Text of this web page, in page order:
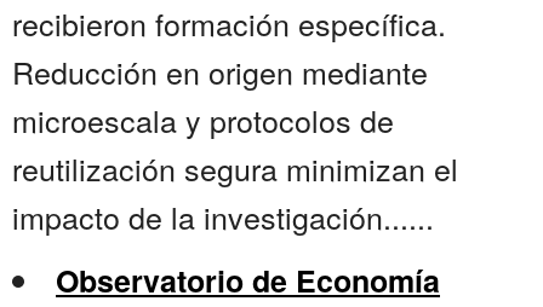
recibieron formación específica.
Reducción en origen mediante
microescala y protocolos de
reutilización segura minimizan el
impacto de la investigación......
Observatorio de Economía